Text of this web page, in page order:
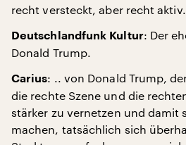
recht versteckt, aber recht
Deutschlandfunk Kultur: Der
Donald Trump.
Carius: .. von Donald Trump,
die rechte Szene und die
stärker zu vernetzen und damit
machen, tatsächlich sich